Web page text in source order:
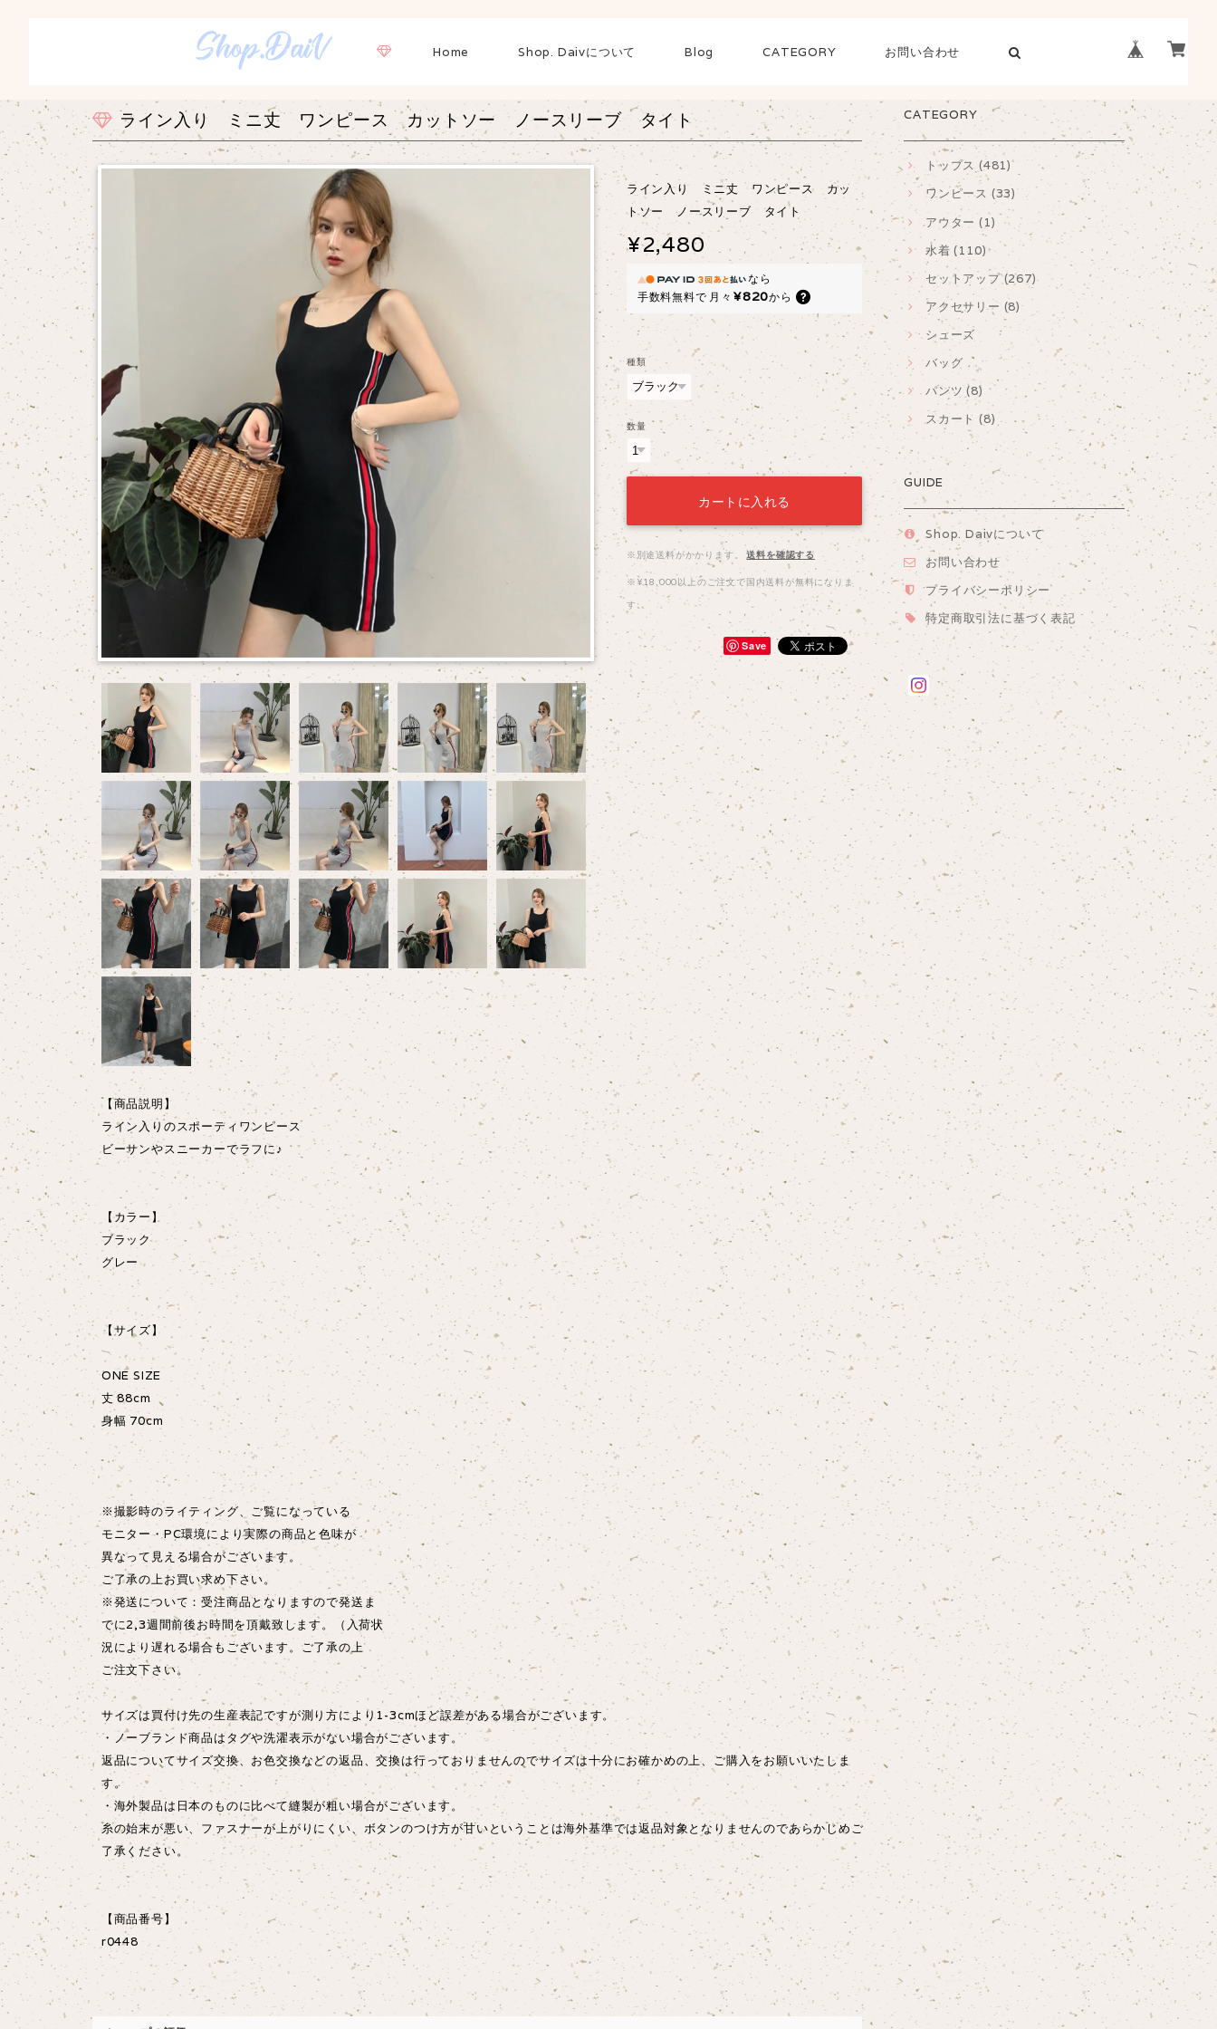
Home Shop. Daivについて Blog CATEGORY お問い合わせ
ライン入り ミニ丈 ワンピース カットソー ノースリーブ タイト
ライン入り ミニ丈 ワンピース カッ
トソー ノースリーブ タイト
¥2,480
なら
手数料無料で 月々 ¥820から
種類
数量
カートに入れる
※別途送料がかかります。 送料を確認する
※¥18,000以上のご注文で国内送料が無料になりま
す。
Save
【商品説明】
ライン入りのスポーティワンピース
ビーサンやスニーカーでラフに♪
【カラー】
ブラック
グレー
【サイズ】
ONE SIZE
丈 88cm
身幅 70cm
※撮影時のライティング、ご覧になっている
モニター・PC環境により実際の商品と色味が
異なって見える場合がございます。
ご了承の上お買い求め下さい。
※発送について：受注商品となりますので発送ま
でに2,3週間前後お時間を頂戴致します。（入荷状
況により遅れる場合もございます。ご了承の上
ご注文下さい。
サイズは買付け先の生産表記ですが測り方により1-3cmほど誤差がある場合がございます。
・ノーブランド商品はタグや洗濯表示がない場合がございます。
返品についてサイズ交換、お色交換などの返品、交換は行っておりませんのでサイズは十分にお確かめの上、ご購入をお願いいたしま
す。
・海外製品は日本のものに比べて縫製が粗い場合がございます。
糸の始末が悪い、ファスナーが上がりにくい、ボタンのつけ方が甘いということは海外基準では返品対象となりませんのであらかじめご
了承ください。
【商品番号】
r0448
CATEGORY
トップス (481)
ワンピース (33)
アウター (1)
水着 (110)
セットアップ (267)
アクセサリー (8)
シューズ
バッグ
パンツ (8)
スカート (8)
GUIDE
Shop. Daivについて
お問い合わせ
プライバシーポリシー
特定商取引法に基づく表記